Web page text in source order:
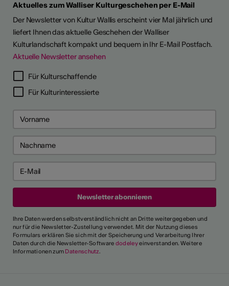
Aktuelles zum Walliser Kulturgeschehen per E-Mail
Der Newsletter von Kultur Wallis erscheint vier Mal jährlich und
liefert Ihnen das aktuelle Geschehen der Walliser
Kulturlandschaft kompakt und bequem in Ihr E-Mail Postfach.
Aktuelle Newsletter ansehen
Für Kulturschaffende
Für Kulturinteressierte
Ihre Daten werden selbstverständlich nicht an Dritte weitergegeben und
nur für die Newsletter-Zustellung verwendet. Mit der Nutzung dieses
Formulars erklären Sie sich mit der Speicherung und Verarbeitung Ihrer
Daten durch die Newsletter-Software dodeleyeinverstanden. Weitere
Informationen zum Datenschutz.